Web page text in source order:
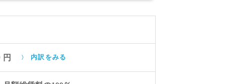
円 内訳をみる